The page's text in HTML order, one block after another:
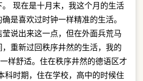
现在是十月末，我这个月的生活
是喜欢过时钟一样精准的生活。
说出来这一点，但在外面兵荒马
重新过回秩序井然的生活，我的
样舒适。住在秩序井然的德语区才
科时期，住在学校，高中的时候住